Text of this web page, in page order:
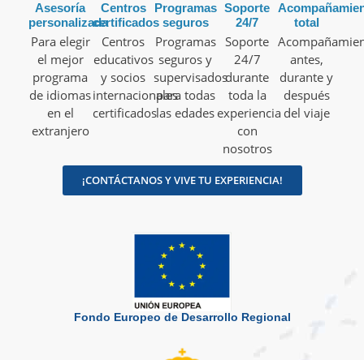
Asesoría
personalizada
Para elegir
el mejor
programa
de idiomas
en el
extranjero
Centros
certificados
Centros
educativos
y socios
internacionales
certificados
Programas
seguros
Programas
seguros y
supervisados
para todas
las edades
Soporte
24/7
Soporte
24/7
durante
toda la
experiencia
con
nosotros
total
antes,
durante y
después
del viaje
¡CONTÁCTANOS Y VIVE TU EXPERIENCIA!
Fondo Europeo de Desarrollo Regional